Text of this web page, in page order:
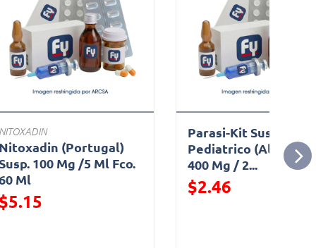
(Portugal)
100 Mg /5 Ml Fco.
Ml
Parasi-Kit Susp.
Pediatrico
400 Mg / 2...
$2.46